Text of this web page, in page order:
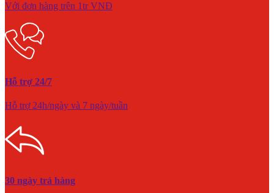
Với đơn hàng trên 1tr VNĐ
Hỗ trợ 24/7
Hỗ trợ 24h/ngày và 7 ngày/tuần
30 ngày trả hàng